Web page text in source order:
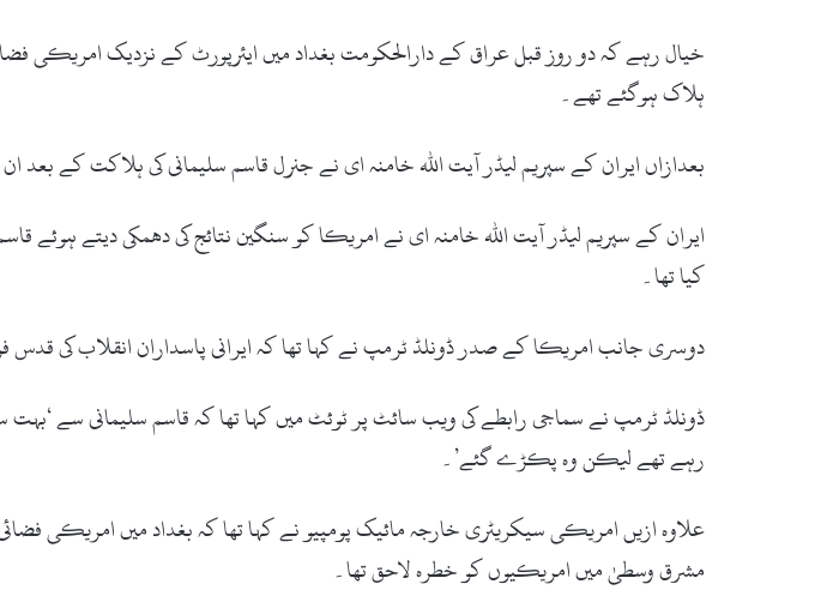
خیال رہے کہ دو روز قبل عراق کے دارالحکومت بغداد میں ایئرپورٹ کے نزدیک امریکی
ہلاک ہوگئے تھے۔
بعدازاں ایران کے سپریم لیڈر آیت اللہ خامنہ ای نے جنرل قاسم سلیمانی کی ہلاکت کے بعد
ایران کے سپریم لیڈر آیت اللہ خامنہ ای نے امریکا کو سنگین نتائج کی دھمکی دیتے ہوئے
کیا تھا۔
دوسری جانب امریکا کے صدر ڈونلڈ ٹرمپ نے کہا تھا کہ ایرانی پاسداران انقلاب کی
ڈونلڈ ٹرمپ نے سماجی رابطے کی ویب سائٹ پر ٹوئٹ میں کہا تھا کہ قاسم سلیمانی سے
رہے تھے لیکن وہ پکڑے گئے’۔
علاوہ ازیں امریکی سیکریٹری خارجہ مائیک پومپیو نے کہا تھا کہ بغداد میں امریکی
مشرق وسطیٰ میں امریکیوں کو خطرہ لاحق تھا۔